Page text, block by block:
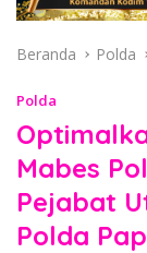
Beranda Polda
Polda
Mabes
Pejabat
Polda